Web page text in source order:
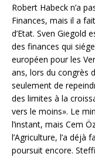
Robert Habeck n’a
Finances, mais il a
d’Etat. Sven Giegold
des finances qui
européen pour les
ans, lors du congrès
seulement de
des limites à la
vers le moins». Le
l’instant, mais Cem
l’Agriculture, l’a déjà
poursuit encore.